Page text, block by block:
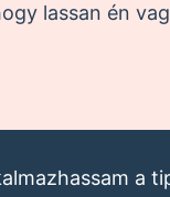
lassan én
a